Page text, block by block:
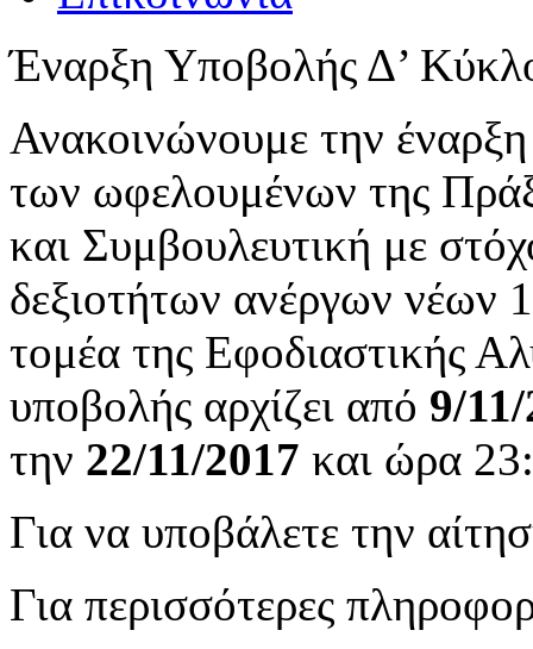
Έναρξη Υποβολής Δ’
Ανακοινώνουμε την
των ωφελουμένων της
και Συμβουλευτική με
δεξιοτήτων ανέργων νέων
τομέα της Εφοδιαστικής
υποβολής αρχίζει από 9/
την 22/11/2017 και ώρα
Για να υποβάλετε την
Για περισσότερες